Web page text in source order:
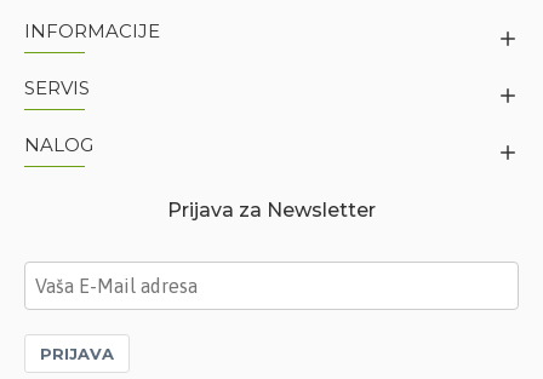
INFORMACIJE
SERVIS
NALOG
Prijava za Newsletter
PRIJAVA